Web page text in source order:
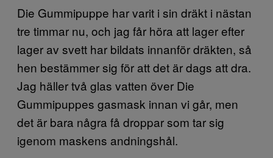
Die Gummipuppe har varit i sin dräkt i nästan
tre timmar nu, och jag får höra att lager efter
lager av svett har bildats innanför dräkten, så
hen bestämmer sig för att det är dags att dra.
Jag häller två glas vatten över Die
Gummipuppes gasmask innan vi går, men
det är bara några få droppar som tar sig
igenom maskens andningshål.